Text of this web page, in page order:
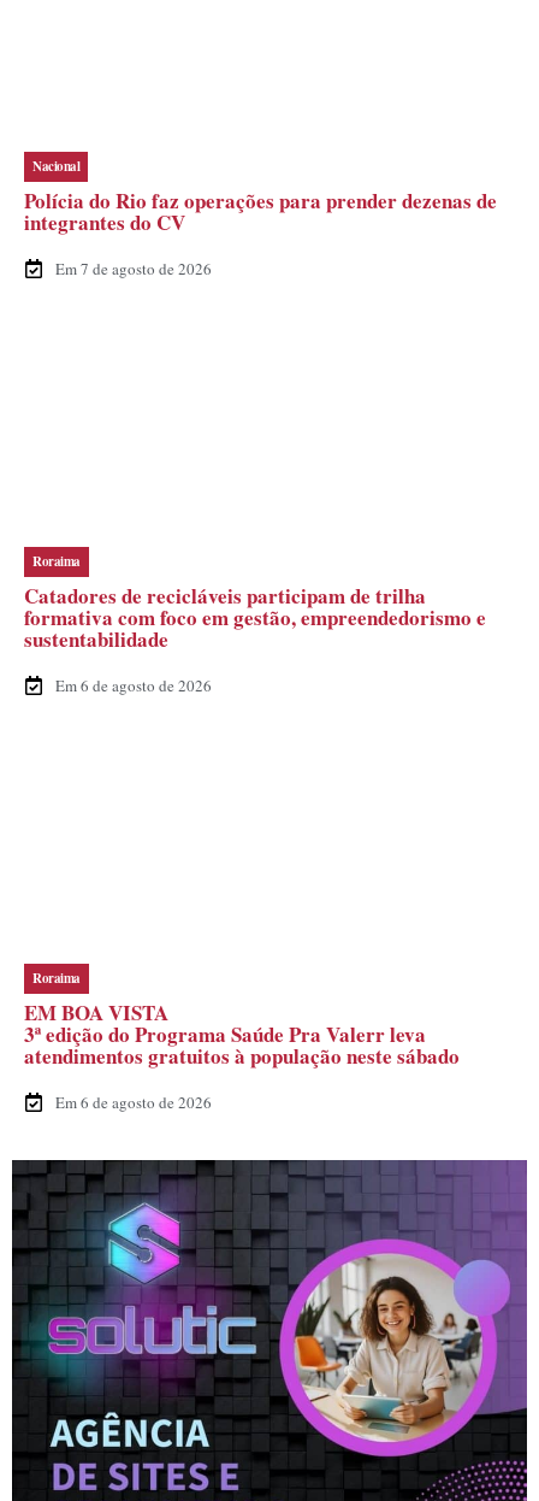
Nacional
Polícia do Rio faz operações para prender dezenas de
integrantes do CV
Em 7 de agosto de 2026
Roraima
Catadores de recicláveis participam de trilha
formativa com foco em gestão, empreendedorismo e
sustentabilidade
Em 6 de agosto de 2026
Roraima
EM BOA VISTA
3ª edição do Programa Saúde Pra Valerr leva
atendimentos gratuitos à população neste sábado
Em 6 de agosto de 2026